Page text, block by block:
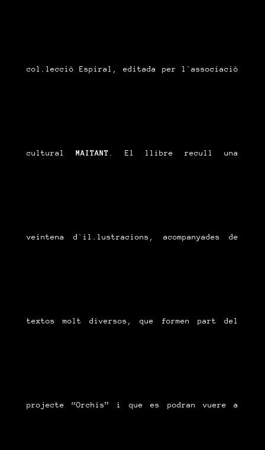
col.lecciò Espiral, editada per l`associaciò
cultural MAITANT . El llibre recull una
veintena d`il.lustracions, acompanyades de
textos molt diversos, que formen part del
projecte “Orchis” i que es podran vuere a